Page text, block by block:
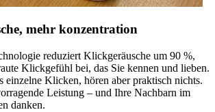
mehr konzentration
reduziert Klickgeräusche um 90 %,
Klickgefühl bei, das Sie kennen und lieben.
einzelne Klicken, hören aber praktisch nichts.
Leistung – und Ihre Nachbarn im
danken.